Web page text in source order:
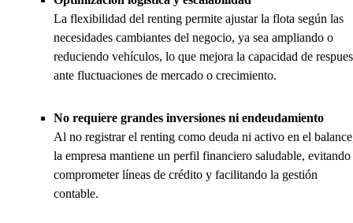
La flexibilidad del renting permite ajustar la flota según las
necesidades cambiantes del negocio, ya sea ampliando o
reduciendo vehículos, lo que mejora la capacidad de
ante fluctuaciones de mercado o crecimiento.
No requiere grandes inversiones ni endeudamiento
Al no registrar el renting como deuda ni activo en el
la empresa mantiene un perfil financiero saludable, evitando
comprometer líneas de crédito y facilitando la gestión
contable.